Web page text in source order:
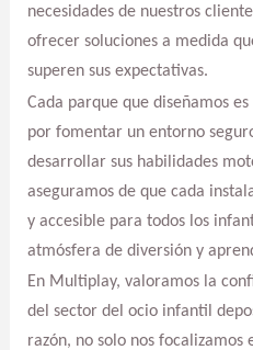
necesidades de nuestros
ofrecer soluciones a medida
superen sus expectativas.
Cada parque que diseñamos
por fomentar un entorno
desarrollar sus habilidades
aseguramos de que cada
y accesible para todos los
atmósfera de diversión y
En Multiplay, valoramos la
del sector del ocio infantil
razón, no solo nos